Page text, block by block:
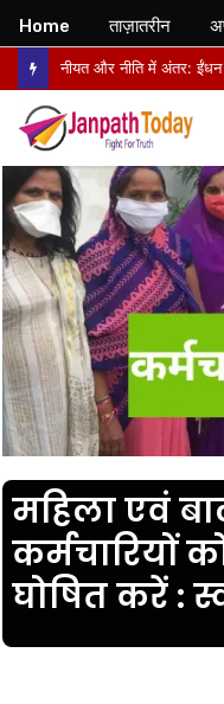
महिला एवं
कर्मचारियों
घोषित करें :
Home ताज़ातरीन